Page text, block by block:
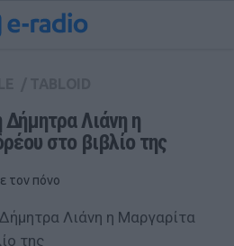
Λιάνη η
στο βιβλίο της
τον πόνο